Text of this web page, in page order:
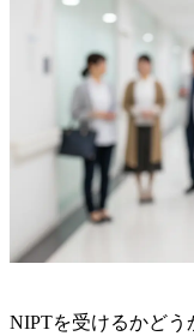
NIPTを受けるかどう